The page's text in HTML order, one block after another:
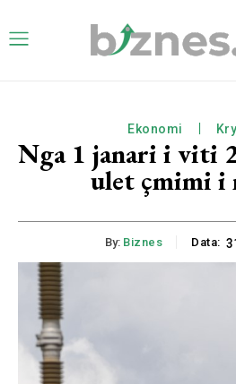
Ekonomi
Nga 1 janari i viti
ulet çmimi i
By: Biznes Data: